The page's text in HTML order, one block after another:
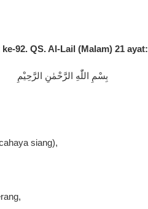
92. QS. Al-Lail (Malam) 21 ayat:
بِسْمِ اللّٰهِ الرَّحْمٰنِ الرَّحِيْمِ
siang),